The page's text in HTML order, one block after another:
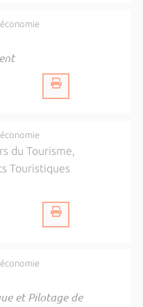
du Tourisme,
Touristiques
et Pilotage de